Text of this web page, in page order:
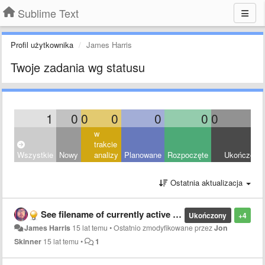
Sublime Text
Profil użytkownika James Harris
Twoje zadania wg statusu
1 0 0 0 0 0 0
Wszystkie Nowy
w
trakcie
analizy
Planowane Rozpoczęte Ukończony
Ostatnia aktualizacja
+4
Ukończony
See filename of currently active documents
James Harris 15 lat temu •Ostatnio zmodyfikowane przezJon
Skinner 15 lat temu • 1